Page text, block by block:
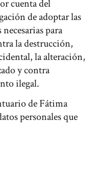
cuenta del
de adoptar las
para
la destrucción,
la alteración,
y contra
ilegal.
de Fátima
personales que